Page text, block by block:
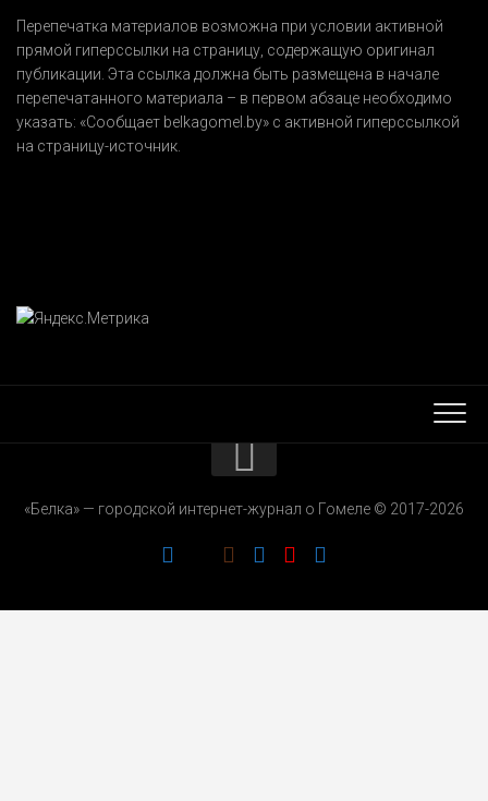
Перепечатка материалов возможна при условии активной
прямой гиперссылки на страницу, содержащую оригинал
публикации. Эта ссылка должна быть размещена в начале
перепечатанного материала – в первом абзаце необходимо
указать: «Сообщает belkagomel.by» с активной гиперссылкой
на страницу-источник.
РЕКЛАМОДАТЕЛЯМ
«Белка» — городской интернет-журнал о Гомеле © 2017-2026